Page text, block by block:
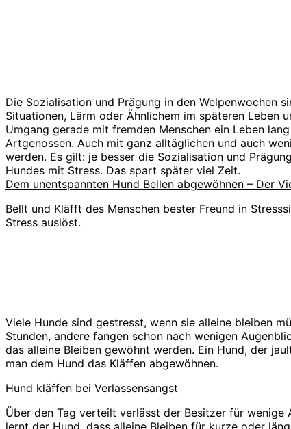
Die Sozialisation und Prägung in den Welpenwochen
Situationen, Lärm oder Ähnlichem im späteren Leben
Umgang gerade mit fremden Menschen ein Leben
Artgenossen. Auch mit ganz alltäglichen und auch
werden. Es gilt: je besser die Sozialisation und
Hundes mit Stress. Das spart später viel Zeit.
Dem unentspannten Hund Bellen abgewöhnen – Der
Bellt und Kläfft des Menschen bester Freund in
Stress auslöst.
Viele Hunde sind gestresst, wenn sie alleine bleiben
Stunden, andere fangen schon nach wenigen
das alleine Bleiben gewöhnt werden. Ein Hund, der
man dem Hund das Kläffen abgewöhnen.
Hund kläffen bei Verlassensangst
Über den Tag verteilt verlässt der Besitzer für wenige